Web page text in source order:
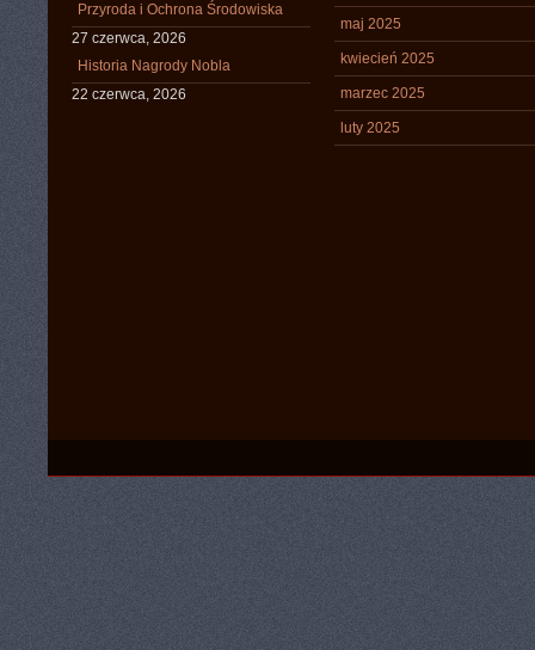
Przyroda i Ochrona Środowiska
27 czerwca, 2026
Historia Nagrody Nobla
22 czerwca, 2026
maj 2025
kwiecień 2025
marzec 2025
luty 2025